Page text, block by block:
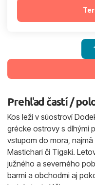
Prehľad častí /
Kos leží v súostroví
grécke ostrovy s dlhými
vstupom do mora,
Mastichari či Tigaki.
južného a severného
barmi a obchodmi aj